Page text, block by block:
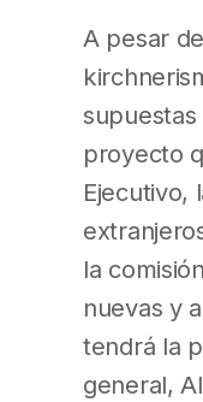
A pesar
proyecto
Ejecutivo,
la
nuevas y
tendrá la
general,